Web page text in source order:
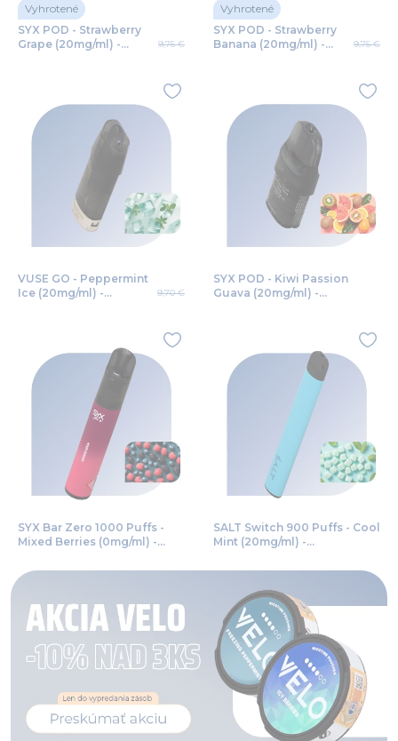
Vyhrotené
SYX POD - Strawberry
Grape (20mg/ml) -
9,75 €
Vyhrotené
SYX POD - Strawberry
Banana (20mg/ml) -
9,75 €
VUSE GO - Peppermint
Ice (20mg/ml) -
9,70 €
SYX POD - Kiwi Passion
Guava (20mg/ml) -
SYX Bar Zero 1000 Puffs -
Mixed Berries (0mg/ml) -
SALT Switch 900 Puffs - Cool
Mint (20mg/ml) -